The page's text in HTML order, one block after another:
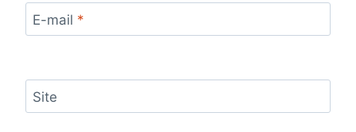
E-mail *
Site